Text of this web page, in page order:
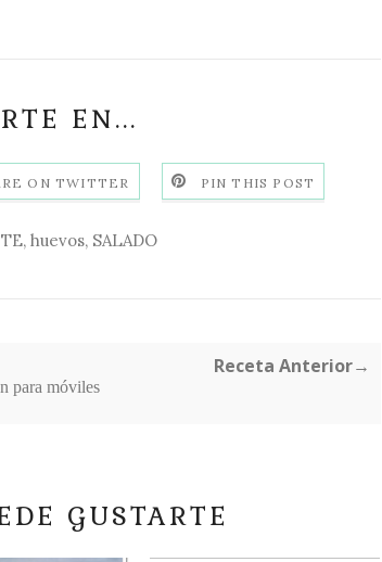
EN...
ON TWITTER PIN THIS POST
, huevos, SALADO
Receta Anterior→
para móviles
GUSTARTE